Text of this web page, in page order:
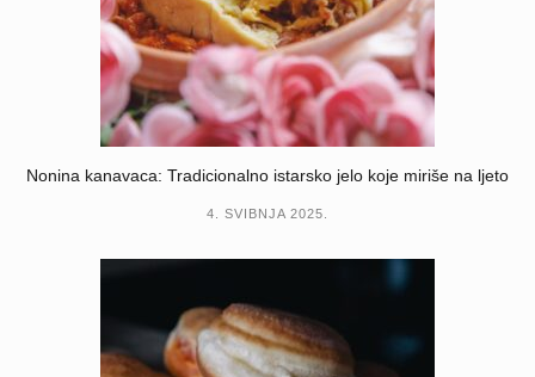
Nonina kanavaca: Tradicionalno istarsko jelo koje miriše na ljeto
4. SVIBNJA 2025.